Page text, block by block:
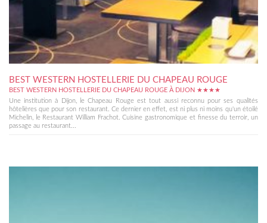
BEST WESTERN HOSTELLERIE DU CHAPEAU ROUGE
BEST WESTERN HOSTELLERIE DU CHAPEAU ROUGE À DIJON ★★★★
Une institution à Dijon, le Chapeau Rouge est tout aussi reconnu pour ses qualités
hôtelières que pour son restaurant. Ce dernier en effet, est ni plus ni moins qu'un étoilé
Michelin, le Restaurant William Frachot. Cuisine gastronomique et finesse du terroir, un
passage au restaurant...